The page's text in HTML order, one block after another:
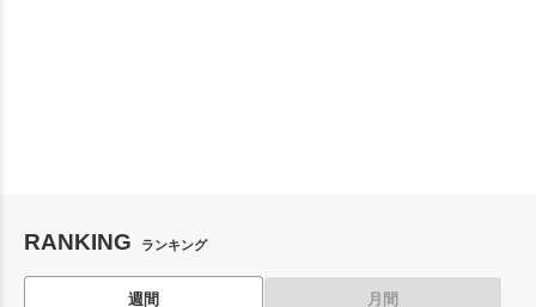
RANKING ランキング
週間 月間